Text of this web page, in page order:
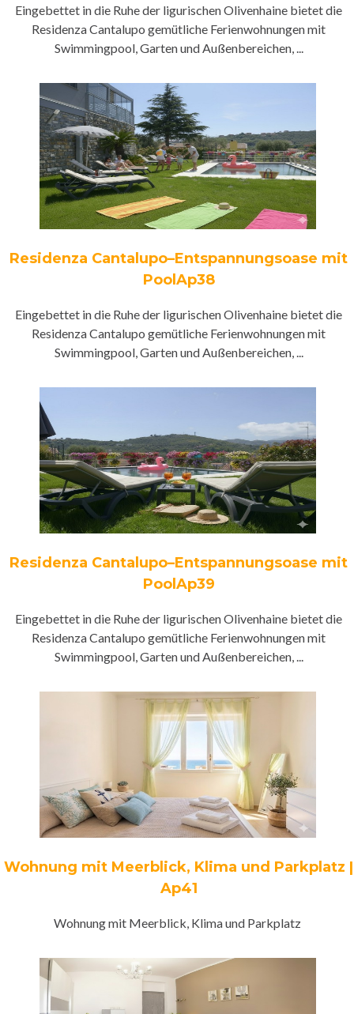
Eingebettet in die Ruhe der ligurischen Olivenhaine bietet die
Residenza Cantalupo gemütliche Ferienwohnungen mit
Swimmingpool, Garten und Außenbereichen, ...
Residenza Cantalupo–Entspannungsoase mit
PoolAp38
Eingebettet in die Ruhe der ligurischen Olivenhaine bietet die
Residenza Cantalupo gemütliche Ferienwohnungen mit
Swimmingpool, Garten und Außenbereichen, ...
Residenza Cantalupo–Entspannungsoase mit
PoolAp39
Eingebettet in die Ruhe der ligurischen Olivenhaine bietet die
Residenza Cantalupo gemütliche Ferienwohnungen mit
Swimmingpool, Garten und Außenbereichen, ...
Wohnung mit Meerblick, Klima und Parkplatz |
Ap41
Wohnung mit Meerblick, Klima und Parkplatz